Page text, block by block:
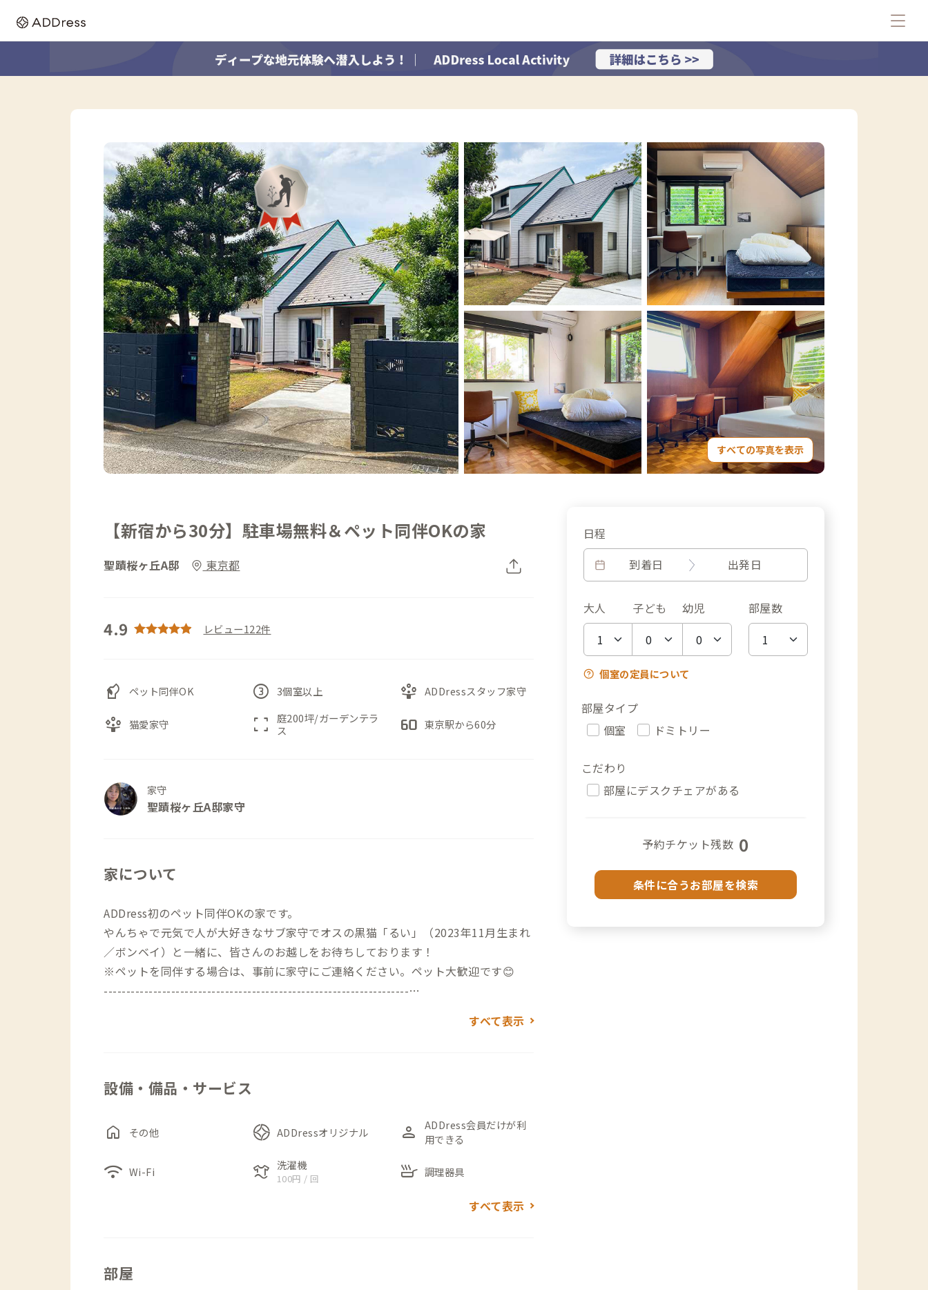
すべての写真を表示
【新宿から30分】駐車場無料＆ペット同伴OKの家
聖蹟桜ヶ丘A邸 東京都
4.9 レビュー122件
sound_detection_dog_barking ペット同伴OK counter_3 3個室以上 person_play ADDressスタッフ家守
person_play 猫愛家守 fullscreen
庭200坪/ガーデンテラ
ス
60fps 東京駅から60分
家守
聖蹟桜ヶ丘A邸家守
家について
ADDress初のペット同伴OKの家です。
やんちゃで元気で人が大好きなサブ家守でオスの黒猫「るい」（2023年11月生まれ
／ボンベイ）と一緒に、皆さんのお越しをお待ちしております！
※ペットを同伴する場合は、事前に家守にご連絡ください。ペット大歓迎です😊
--------------------------------------------------------------------
※家守不在の場合は、予約承認メッセージまたは個別メールにてご連絡いたしま
--------------------------------------------------------------------
京王線の特急が停車する「聖蹟桜ヶ丘」駅から徒歩19分。静かな住宅街に佇む、昭
和レトロな可愛らしい外観のお家です。黒いブロック塀が目印です。
キッチンの黄色い壁が特徴的なコリビングスペースには、5名が座れる大きなテーブ
すべて表示
設備・備品・サービス
home その他 ADDressオリジナル person
ADDress会員だけが利
用できる
wifi Wi-Fi laundry 洗濯機
100円 / 回 skillet 調理器具
すべて表示
日程
到着日
出発日
大人 子ども 幼児 部屋数
個室の定員について
部屋タイプ
個室
ドミトリー
こだわり
部屋にデスクチェアがある
予約チケット残数 0
条件に合うお部屋を検索
部屋